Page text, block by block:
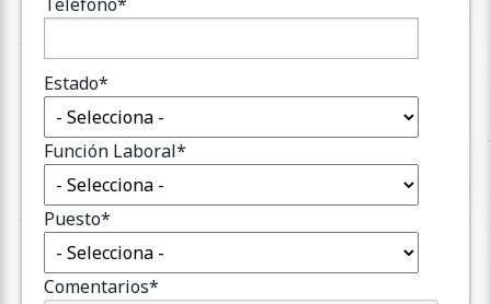
Estado*
Función Laboral*
Puesto*
Comentarios*